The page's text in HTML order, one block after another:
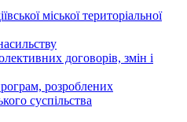
міської територіальної
договорів, змін і
розроблених
суспільства